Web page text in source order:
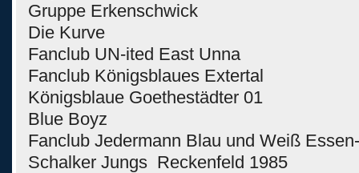
Gruppe Erkenschwick
Die Kurve
Fanclub UN-ited East Unna
Fanclub Königsblaues Extertal
Königsblaue Goethestädter 01
Blue Boyz
Fanclub Jedermann Blau und Weiß
Schalker Jungs Reckenfeld 1985